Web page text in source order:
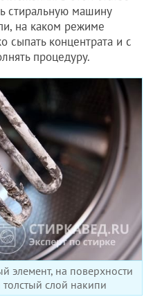
стиральную машину
на каком режиме
сыпать концентрата и с
процедуру.
элемент, на поверхности
слой накипи